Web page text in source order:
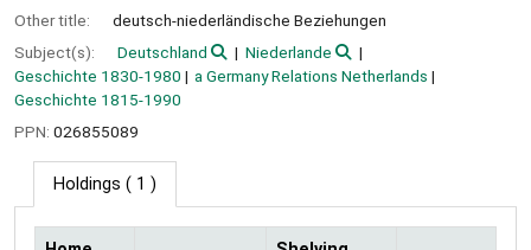
Other title:
deutsch-niederländische Beziehungen
Subject(s):
Deutschland
Niederlande
Geschichte 1830-1980
a Germany Relations Netherlands
Geschichte 1815-1990
PPN: 026855089
Holdings ( 1 )